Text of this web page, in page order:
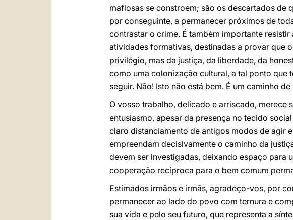
mafiosas se constroem; são os descartados de
por conseguinte, a permanecer próximos de
contrastar o crime. É também importante
atividades formativas, destinadas a provar que
privilégio, mas da justiça, da liberdade, da
como uma colonização cultural, a tal ponto que
seguir. Não! Isto não está bem. É um caminho
O vosso trabalho, delicado e arriscado,
entusiasmo, apesar da presença no tecido
claro distanciamento de antigos modos de agir
empreendam decisivamente o caminho da
devem ser investigadas, deixando espaço para
cooperação recíproca para o bem comum
Estimados irmãos e irmãs, agradeço-vos, por
permanecer ao lado do povo com ternura e
sua vida e pelo seu futuro, que representa a